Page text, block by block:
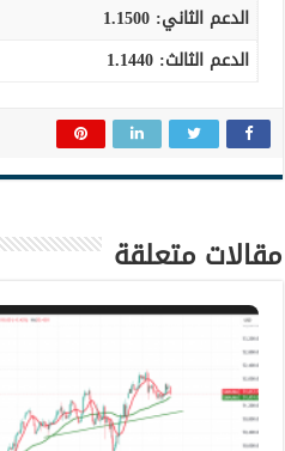
الدعم الثاني: 1.1500
الدعم الثالث:
مقالات متعلقة